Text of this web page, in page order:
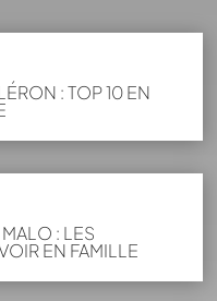
: TOP 10 EN
: LES
EN FAMILLE